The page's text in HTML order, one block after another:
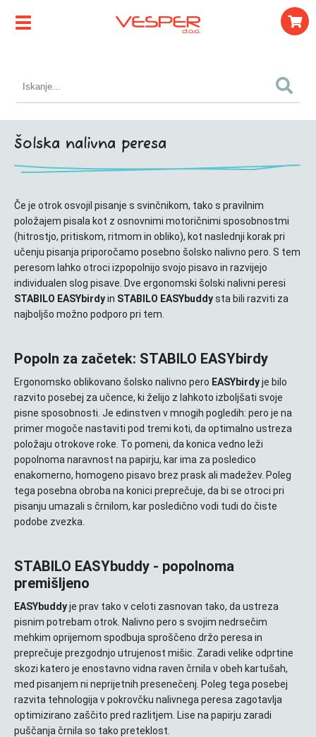
Šolska nalivna peresa
Če je otrok osvojil pisanje s svinčnikom, tako s pravilnim
položajem pisala kot z osnovnimi motoričnimi sposobnostmi
(hitrostjo, pritiskom, ritmom in obliko), kot naslednji korak pri
učenju pisanja priporočamo posebno šolsko nalivno pero. S tem
peresom lahko otroci izpopolnijo svojo pisavo in razvijejo
individualen slog pisave. Dve ergonomski šolski nalivni peresi
STABILO EASYbirdyin STABILO EASYbuddysta bili razviti za
najboljšo možno podporo pri tem.
Popoln za začetek: STABILO EASYbirdy
Ergonomsko oblikovano šolsko nalivno pero EASYbirdyje bilo
razvito posebej za učence, ki želijo z lahkoto izboljšati svoje
pisne sposobnosti. Je edinstven v mnogih pogledih: pero je na
primer mogoče nastaviti pod tremi koti, da optimalno ustreza
položaju otrokove roke. To pomeni, da konica vedno leži
popolnoma naravnost na papirju, kar ima za posledico
enakomerno, homogeno pisavo brez prask ali madežev. Poleg
tega posebna obroba na konici preprečuje, da bi se otroci pri
pisanju umazali s črnilom, kar posledično vodi tudi do čiste
podobe zvezka.
STABILO EASYbuddy - popolnoma
premišljeno
EASYbuddyje prav tako v celoti zasnovan tako, da ustreza
pisnim potrebam otrok. Nalivno pero s svojim nedrsečim
mehkim oprijemom spodbuja sproščeno držo peresa in
preprečuje prezgodnjo utrujenost mišic. Zaradi velike odprtine
skozi katero je enostavno vidna raven črnila v obeh kartušah,
med pisanjem ni neprijetnih presenečenj. Poleg tega posebej
razvita tehnologija v pokrovčku nalivnega peresa zagotavlja
optimizirano zaščito pred razlitjem. Lise na papirju zaradi
puščanja črnila so tako preteklost.